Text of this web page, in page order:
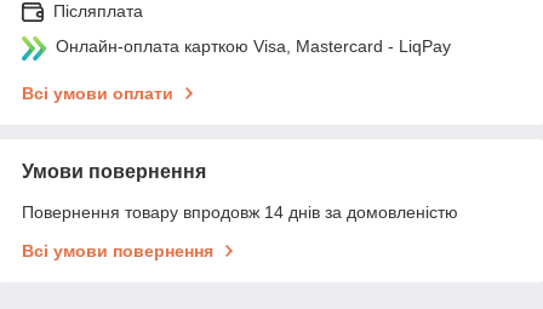
Післяплата
Онлайн-оплата карткою Visa, Mastercard - LiqPay
Всі умови оплати
Умови повернення
Повернення товару впродовж 14 днів за домовленістю
Всі умови повернення